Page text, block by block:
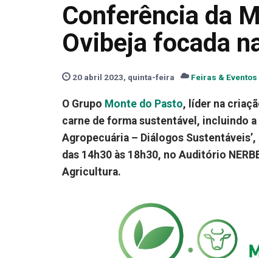
Conferência da
Ovibeja focada
20 abril 2023, quinta-feira Feiras & Eventos
O Grupo Monte do Pasto, líder na
carne de forma sustentável, incluindo
Agropecuária – Diálogos
das 14h30 às 18h30, no Auditório
Agricultura.